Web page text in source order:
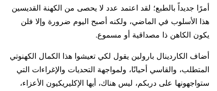
أمرًا جديداً بالطبع؛ لقد اعتمد عدد لا يحصى من الكهنة القديسين
هذا الأسلوب في الماضي، ولكنه أصبح اليوم ضرورة وإلا فلن
يكون الكاهن ذا مصداقية أو مسموع.
أضاف الكاردينال بارولين يقول لكي تعيشوا هذا الكمال الكهنوتي
المتطلب، والقاسي أحيانًا، ولمواجهة التحديات والإغراءات التي
ستواجهونها على دربكم، ليس هناك، أيها الإكليريكيون الأعزاء،